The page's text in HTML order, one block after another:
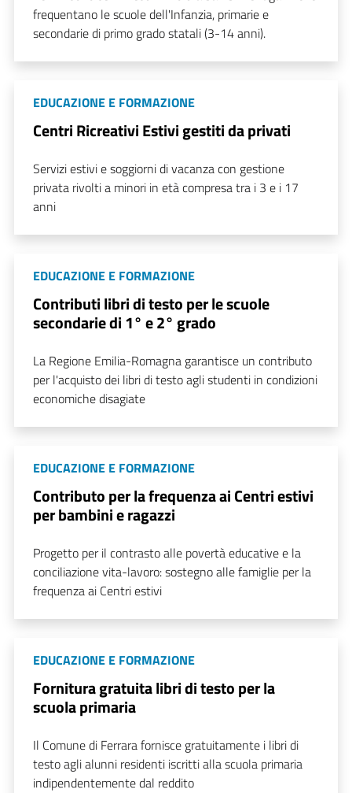
frequentano le scuole dell'Infanzia, primarie e
secondarie di primo grado statali (3-14 anni).
EDUCAZIONE E FORMAZIONE
Centri Ricreativi Estivi gestiti da privati
Servizi estivi e soggiorni di vacanza con gestione
privata rivolti a minori in età compresa tra i 3 e i 17
anni
EDUCAZIONE E FORMAZIONE
Contributi libri di testo per le scuole
secondarie di 1° e 2° grado
La Regione Emilia-Romagna garantisce un contributo
per l'acquisto dei libri di testo agli studenti in condizioni
economiche disagiate
EDUCAZIONE E FORMAZIONE
Contributo per la frequenza ai Centri estivi
per bambini e ragazzi
Progetto per il contrasto alle povertà educative e la
conciliazione vita-lavoro: sostegno alle famiglie per la
frequenza ai Centri estivi
EDUCAZIONE E FORMAZIONE
Fornitura gratuita libri di testo per la
scuola primaria
Il Comune di Ferrara fornisce gratuitamente i libri di
testo agli alunni residenti iscritti alla scuola primaria
indipendentemente dal reddito